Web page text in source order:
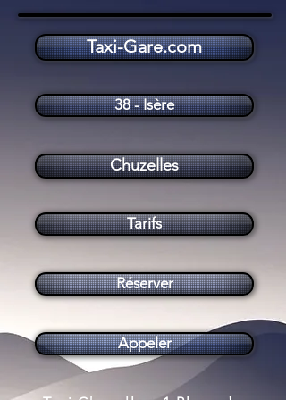
Tarifs
Taxi Chuzelles (38200)
Chuzelles
Taxi-Gare.com
Réserver
Appeler
38 - Isère